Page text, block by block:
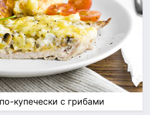
купечески с грибами